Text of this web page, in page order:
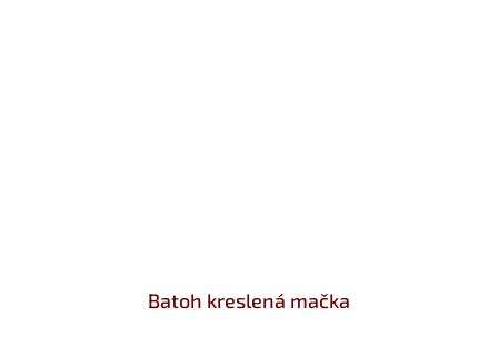
Batoh kreslená mačka